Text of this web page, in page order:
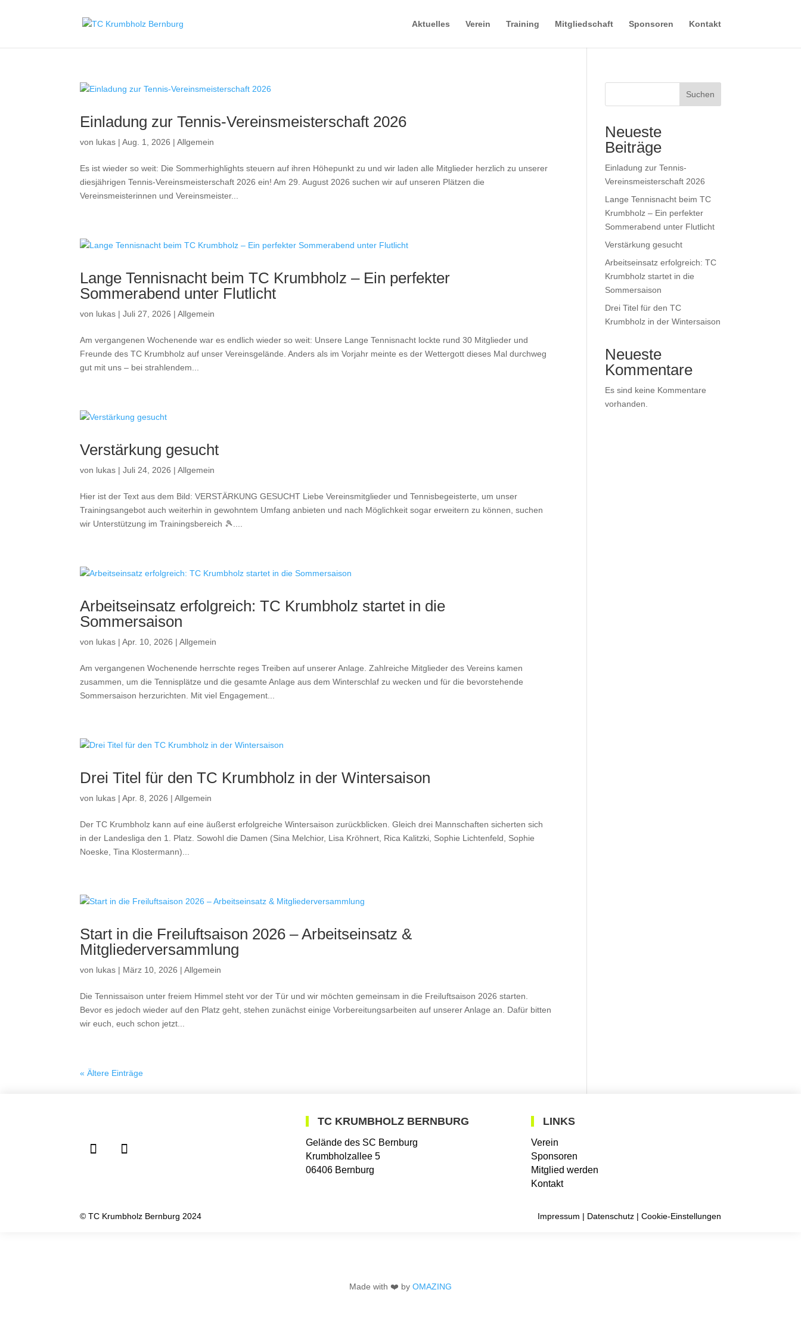
Aktuelles Verein Training Mitgliedschaft Sponsoren Kontakt
Einladung zur Tennis-Vereinsmeisterschaft 2026
von lukas |Aug. 1, 2026 |Allgemein
Es ist wieder so weit: Die Sommerhighlights steuern auf ihren Höhepunkt zu und wir laden alle Mitglieder herzlich zu unserer
diesjährigen Tennis-Vereinsmeisterschaft 2026 ein! Am 29. August 2026 suchen wir auf unseren Plätzen die
Vereinsmeisterinnen und Vereinsmeister...
Lange Tennisnacht beim TC Krumbholz – Ein perfekter
Sommerabend unter Flutlicht
von lukas |Juli 27, 2026 |Allgemein
Am vergangenen Wochenende war es endlich wieder so weit: Unsere Lange Tennisnacht lockte rund 30 Mitglieder und
Freunde des TC Krumbholz auf unser Vereinsgelände. Anders als im Vorjahr meinte es der Wettergott dieses Mal durchweg
gut mit uns – bei strahlendem...
Verstärkung gesucht
von lukas |Juli 24, 2026 |Allgemein
Hier ist der Text aus dem Bild: VERSTÄRKUNG GESUCHT Liebe Vereinsmitglieder und Tennisbegeisterte, um unser
Trainingsangebot auch weiterhin in gewohntem Umfang anbieten und nach Möglichkeit sogar erweitern zu können, suchen
wir Unterstützung im Trainingsbereich 🎾....
Arbeitseinsatz erfolgreich: TC Krumbholz startet in die
Sommersaison
von lukas |Apr. 10, 2026 |Allgemein
Am vergangenen Wochenende herrschte reges Treiben auf unserer Anlage. Zahlreiche Mitglieder des Vereins kamen
zusammen, um die Tennisplätze und die gesamte Anlage aus dem Winterschlaf zu wecken und für die bevorstehende
Sommersaison herzurichten. Mit viel Engagement...
Drei Titel für den TC Krumbholz in der Wintersaison
von lukas |Apr. 8, 2026 |Allgemein
Der TC Krumbholz kann auf eine äußerst erfolgreiche Wintersaison zurückblicken. Gleich drei Mannschaften sicherten sich
in der Landesliga den 1. Platz. Sowohl die Damen (Sina Melchior, Lisa Kröhnert, Rica Kalitzki, Sophie Lichtenfeld, Sophie
Noeske, Tina Klostermann)...
Start in die Freiluftsaison 2026 – Arbeitseinsatz &
Mitgliederversammlung
von lukas | März 10, 2026 |Allgemein
Die Tennissaison unter freiem Himmel steht vor der Tür und wir möchten gemeinsam in die Freiluftsaison 2026 starten.
Bevor es jedoch wieder auf den Platz geht, stehen zunächst einige Vorbereitungsarbeiten auf unserer Anlage an. Dafür bitten
wir euch, euch schon jetzt...
« Ältere Einträge
Suchen
Neueste
Beiträge
Einladung zur Tennis-
Vereinsmeisterschaft 2026
Lange Tennisnacht beim TC
Krumbholz – Ein perfekter
Sommerabend unter Flutlicht
Verstärkung gesucht
Arbeitseinsatz erfolgreich: TC
Krumbholz startet in die
Sommersaison
Drei Titel für den TC
Krumbholz in der Wintersaison
Neueste
Kommentare
Es sind keine Kommentare
vorhanden.
TC KRUMBHOLZ BERNBURG
Gelände des SC Bernburg
Krumbholzallee 5
06406 Bernburg
LINKS
Verein
Sponsoren
Mitglied werden
Kontakt
© TC Krumbholz Bernburg 2024 Impressum | Datenschutz| Cookie-Einstellungen
Made with ❤️ by OMAZING